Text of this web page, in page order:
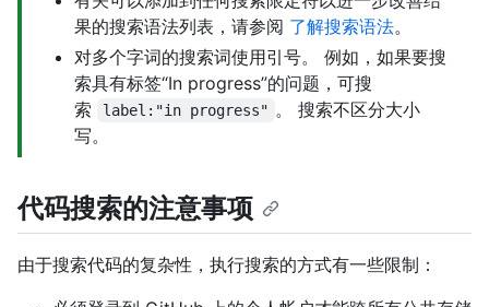
果的搜索语法列表，请参阅 了解搜索语法。
对多个字词的搜索词使用引号。 例如，如果要搜
索具有标签“In progress”的问题，可搜
索
label:"in progress" 。 搜索不区分大小
写。
代码搜索的注意事项
由于搜索代码的复杂性，执行搜索的方式有一些限制：